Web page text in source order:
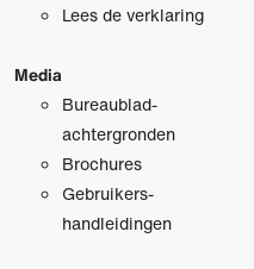
Lees de verklaring
Media
Bureaublad­
achtergronden
Brochures
Gebruikers­
handleidingen